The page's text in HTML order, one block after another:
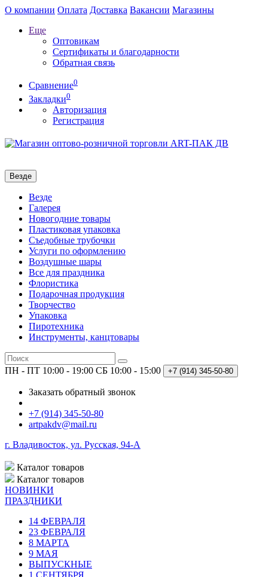
О компании Оплата Доставка Вакансии Магазины
Еще
Оптовикам
Сертификаты и благодарности
Обратная связь
Сравнение0
Закладки0
Авторизация
Регистрация
Везде
Везде
Галерея
Новогодние товары
Пластиковая упаковка
Съедобные трубочки
Услуги по оформлению
Воздушные шары
Все для праздника
Флористика
Подарочная продукция
Творчество
Упаковка
Пиротехника
Инструменты, канцтовары
ПН - ПТ 10:00 - 19:00 СБ 10:00 - 15:00 +7 (914) 345-50-80
Заказать обратный звонок
+7 (914) 345-50-80
artpakdv@mail.ru
г. Владивосток, ул. Русская, 94-А
Каталог товаров
Каталог товаров
НОВИНКИ
ПРАЗДНИКИ
14 ФЕВРАЛЯ
23 ФЕВРАЛЯ
8 МАРТА
9 МАЯ
ВЫПУСКНЫЕ
1 СЕНТЯБРЯ